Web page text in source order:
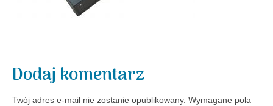
Dodaj komentarz
Twój adres e-mail nie zostanie opublikowany. Wymagane pola